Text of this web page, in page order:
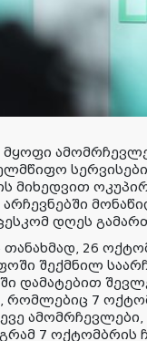
მყოფი
მიხედვით
დღეს
26
შექმნილ
დამატებით
რომლებიც 7
7